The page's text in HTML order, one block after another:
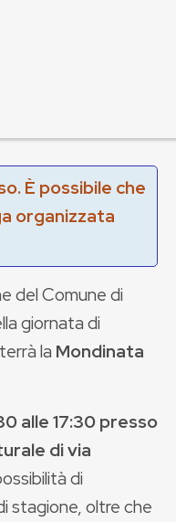
È possibile che
organizzata
del Comune di
giornata di
la Mondinata
alle 17:30 presso
di via
di
stagione, oltre che